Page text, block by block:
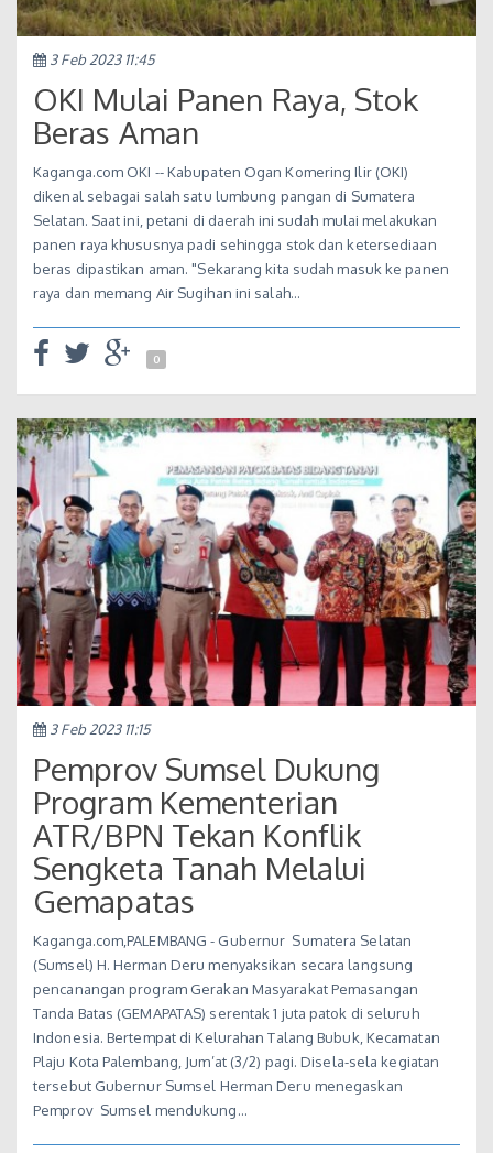
3 Feb 2023 11:45
OKI Mulai Panen Raya, Stok
Beras Aman
Kaganga.com OKI -- Kabupaten Ogan Komering Ilir (OKI)
dikenal sebagai salah satu lumbung pangan di Sumatera
Selatan. Saat ini, petani di daerah ini sudah mulai melakukan
panen raya khususnya padi sehingga stok dan ketersediaan
beras dipastikan aman. "Sekarang kita sudah masuk ke panen
raya dan memang Air Sugihan ini salah…
0
3 Feb 2023 11:15
Pemprov Sumsel Dukung
Program Kementerian
ATR/BPN Tekan Konflik
Sengketa Tanah Melalui
Gemapatas
Kaganga.com,PALEMBANG - Gubernur Sumatera Selatan
(Sumsel) H. Herman Deru menyaksikan secara langsung
pencanangan program Gerakan Masyarakat Pemasangan
Tanda Batas (GEMAPATAS) serentak 1 juta patok di seluruh
Indonesia. Bertempat di Kelurahan Talang Bubuk, Kecamatan
Plaju Kota Palembang, Jum’at (3/2) pagi. Disela-sela kegiatan
tersebut Gubernur Sumsel Herman Deru menegaskan
Pemprov Sumsel mendukung…